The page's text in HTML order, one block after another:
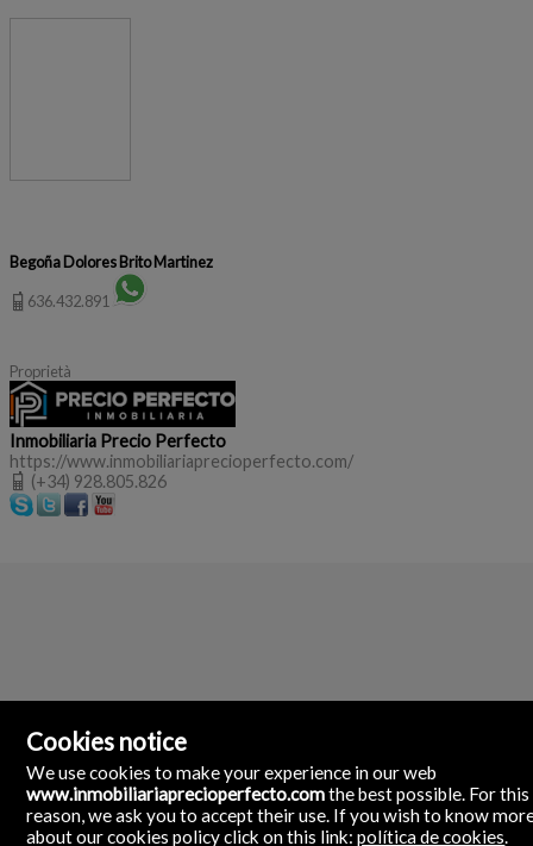
Begoña Dolores Brito Martinez
636.432.891
Proprietà
Inmobiliaria Precio Perfecto
https://www.inmobiliariaprecioperfecto.com/
(+34) 928.805.826
Inmobiliaria Precio Perfecto
Cookies notice
We use cookies to make your experience in our web
www.inmobiliariaprecioperfecto.comthe best possible. For this
reason, we ask you to accept their use. If you wish to know
about our cookies policy click on this link:política de cookies.